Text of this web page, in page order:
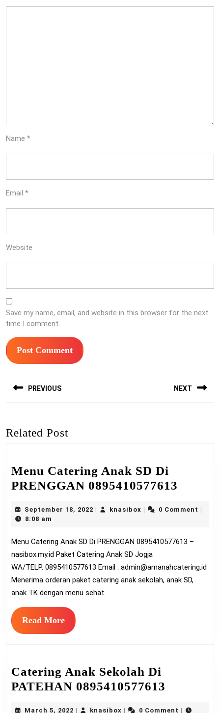
Name *
Email *
Website
Save my name, email, and website in this browser for the next
time I comment.
navigation
PREVIOUS NEXT
Related Post
Menu Catering Anak SD Di
PRENGGAN 0895410577613
Anak
Di
September 18, 2022 September
knasiboxknasibox0 Comment
8:08 am
Menu Catering Anak SD Di PRENGGAN 0895410577613 –
nasibox.my.id Paket Catering Anak SD Jogja
WA/TELP. 0895410577613 Email : admin@amanahcatering.id
Menerima orderan paket catering anak sekolah, anak SD,
anak TK dengan menu sehat.
Read MoreRead
More
Catering Anak Sekolah Di
PATEHAN 0895410577613
March 5, 2022 Marchknasiboxknasibox0 Comment